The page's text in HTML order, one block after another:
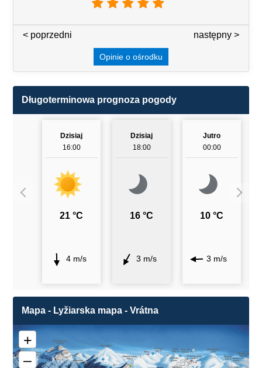
następny >
< poprzedni
Opinie o ośrodku
Długoterminowa prognoza pogody
Dzisiaj
16:00
21 °C
4 m/s
Dzisiaj
18:00
16 °C
3 m/s
Jutro
00:00
10 °C
3 m/s
Mapa - Lyžiarska mapa - Vrátna
+
–